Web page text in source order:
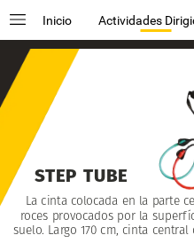
Inicio Actividades
La cinta colocada en la parte
roces provocados por la
suelo. Largo 170 cm, cinta central
STEP TUBE